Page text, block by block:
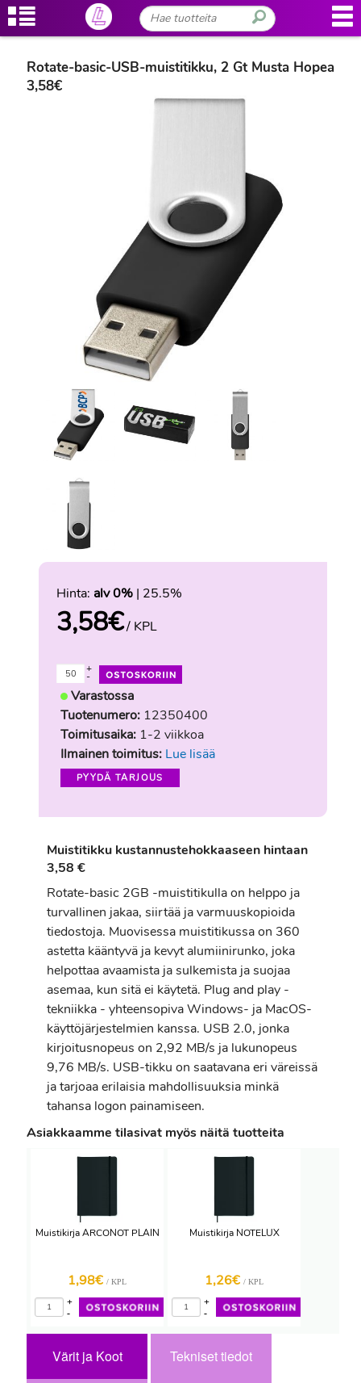
Rotate-basic-USB-muistitikku, 2 Gt Musta Hopea
3,58€
Hinta: alv 0% | 25.5%
3,58€/ KPL
-
+
Varastossa
Tuotenumero: 12350400
Toimitusaika: 1-2 viikkoa
Ilmainen toimitus: Lue lisää
PYYDÄ TARJOUS
Muistitikku kustannustehokkaaseen hintaan
3,58 €
Rotate-basic 2GB -muistitikulla on helppo ja
turvallinen jakaa, siirtää ja varmuuskopioida
tiedostoja. Muovisessa muistitikussa on 360
astetta kääntyvä ja kevyt alumiinirunko, joka
helpottaa avaamista ja sulkemista ja suojaa
asemaa, kun sitä ei käytetä. Plug and play -
tekniikka - yhteensopiva Windows- ja MacOS-
käyttöjärjestelmien kanssa. USB 2.0, jonka
kirjoitusnopeus on 2,92 MB/s ja lukunopeus
9,76 MB/s. USB-tikku on saatavana eri väreissä
ja tarjoaa erilaisia mahdollisuuksia minkä
tahansa logon painamiseen.
Asiakkaamme tilasivat myös näitä tuotteita
Muistikirja ARCONOT PLAIN
1,98€ / KPL
-
+
Muistikirja NOTELUX
1,26€ / KPL
-
+
Värit ja Koot Tekniset tiedot